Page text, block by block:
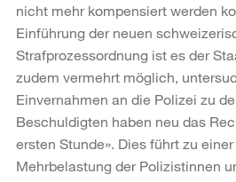
nicht mehr kompensiert werden
Einführung der neuen
Strafprozessordnung ist es der
zudem vermehrt möglich,
Einvernahmen an die Polizei zu
Beschuldigten haben neu das
ersten Stunde». Dies führt zu
Mehrbelastung der Polizistinnen